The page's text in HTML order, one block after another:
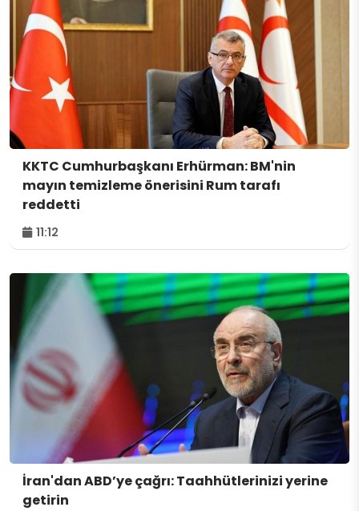
KKTC Cumhurbaşkanı Erhürman: BM'nin
mayın temizleme önerisini Rum tarafı
reddetti
11:12
İran'dan ABD’ye çağrı: Taahhütlerinizi yerine
getirin